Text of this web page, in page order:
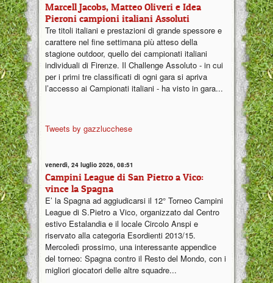
Marcell Jacobs, Matteo Oliveri e Idea
Pieroni campioni italiani Assoluti
Tre titoli italiani e prestazioni di grande spessore e
carattere nel fine settimana più atteso della
stagione outdoor, quello dei campionati italiani
individuali di Firenze. Il Challenge Assoluto - in cui
per i primi tre classificati di ogni gara si apriva
l’accesso ai Campionati italiani - ha visto in gara...
Tweets by gazzlucchese
venerdì, 24 luglio 2026, 08:51
Campini League di San Pietro a Vico:
vince la Spagna
E’ la Spagna ad aggiudicarsi il 12° Torneo Campini
League di S.Pietro a Vico, organizzato dal Centro
estivo Estalandia e il locale Circolo Anspi e
riservato alla categoria Esordienti 2013/15.
Mercoledì prossimo, una interessante appendice
del torneo: Spagna contro il Resto del Mondo, con i
migliori giocatori delle altre squadre...